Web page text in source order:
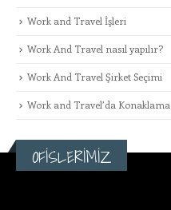
Work and Travel İşleri
Work And Travel nasıl yapılır?
Work And Travel Şirket Seçimi
Work and Travel’da Konaklama
OFİSLERİMİZ